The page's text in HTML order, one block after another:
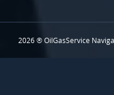
2026 ® OilGasService